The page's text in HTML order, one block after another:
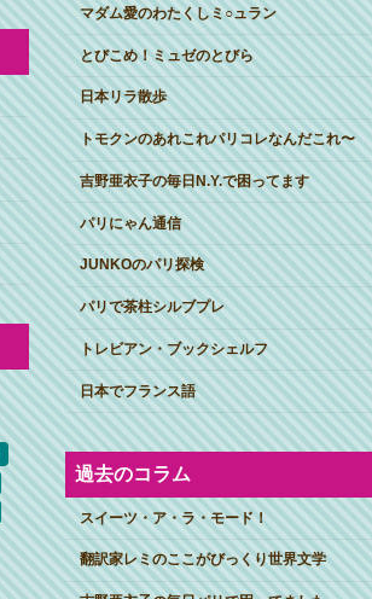
マダム愛のわたくしミ○ュラン
とびこめ！ミュゼのとびら
日本リラ散歩
トモクンのあれこれパリコレなんだこれ〜
吉野亜衣子の毎日N.Y.で困ってます
パリにゃん通信
JUNKOのパリ探検
パリで茶柱シルブプレ
トレビアン・ブックシェルフ
日本でフランス語
過去のコラム
スイーツ・ア・ラ・モード！
翻訳家レミのここがびっくり世界文学